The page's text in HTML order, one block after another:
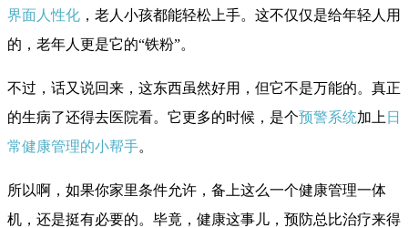
界面人性化 ，老人小孩都能轻松上手。这不仅仅是给年轻人用
的，老年人更是它的“铁粉”。
不过，话又说回来，这东西虽然好用，但它不是万能的。真正
的生病了还得去医院看。它更多的时候，是个预警系统加上 日
常健康管理的小帮手。
所以啊，如果你家里条件允许，备上这么一个健康管理一体
机，还是挺有必要的。 毕竟，健康这事儿，预防总比治疗来得